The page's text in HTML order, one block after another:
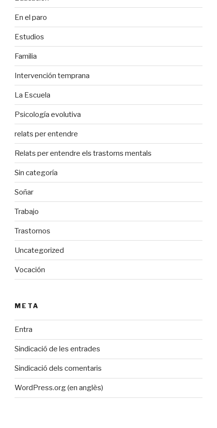
En el paro
Estudios
Familia
Intervención temprana
La Escuela
Psicología evolutiva
relats per entendre
Relats per entendre els trastorns mentals
Sin categoría
Soñar
Trabajo
Trastornos
Uncategorized
Vocación
META
Entra
Sindicació de les entrades
Sindicació dels comentaris
WordPress.org (en anglès)